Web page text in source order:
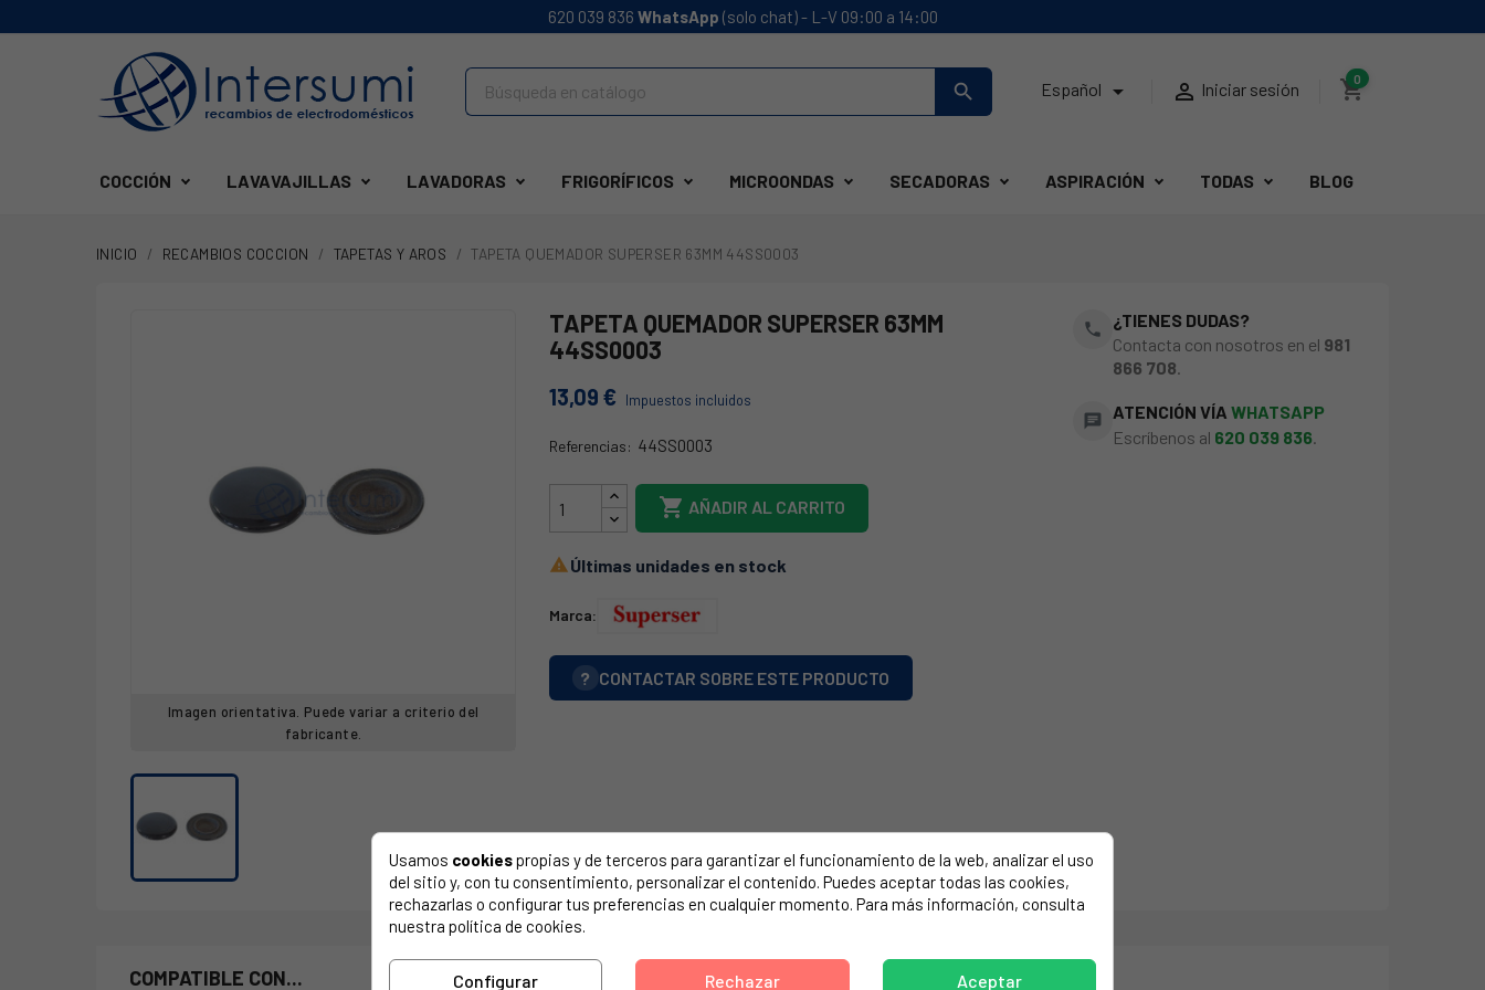
620 039 836 WhatsApp (solo chat) - L-V 09:00 a 14:00
search Español   Iniciar sesión shopping_cart
0
COCCIÓN LAVAVAJILLAS LAVADORAS FRIGORÍFICOS MICROONDAS SECADORAS ASPIRACIÓN TODAS BLOG
INICIO RECAMBIOS COCCION TAPETAS Y AROS TAPETA QUEMADOR SUPERSER 63MM 44SS0003
Imagen orientativa. Puede variar a criterio del
fabricante.
TAPETA QUEMADOR SUPERSER 63MM
44SS0003
13,09 € Impuestos incluidos
Referencias: 44SS0003
44SS0003
 AÑADIR AL CARRITO
 Últimas unidades en stock
Marca:
? CONTACTAR SOBRE ESTE PRODUCTO
phone
¿TIENES DUDAS?
Contacta con nosotros en el 981
866 708.
chat ATENCIÓN VÍAWHATSAPP
Escríbenos al 620 039 836
COMPATIBLE CON...
Usamos cookiespropias y de terceros para garantizar el funcionamiento de la web, analizar el uso
del sitio y, con tu consentimiento, personalizar el contenido. Puedes aceptar todas las cookies,
rechazarlas o configurar tus preferencias en cualquier momento. Para más información, consulta
nuestra política de cookies.
Configurar Rechazar Aceptar